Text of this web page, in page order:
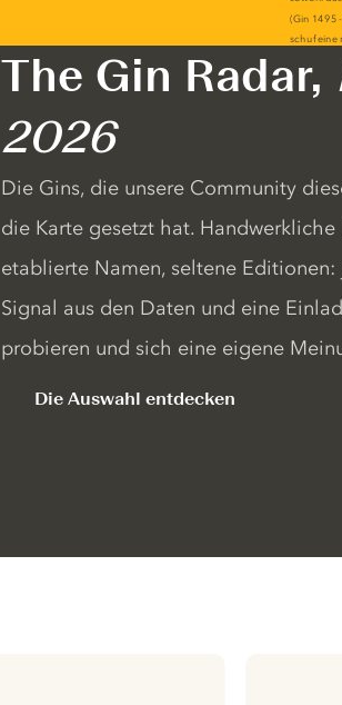
The Gin Radar,
2026
Die Gins, die unsere Community
die Karte gesetzt hat.
etablierte Namen, seltene Editionen:
Signal aus den Daten und eine
probieren und sich eine eigene
Die Auswahl entdecken